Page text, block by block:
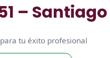
–
tu éxito profesional